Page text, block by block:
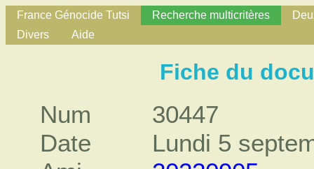
France Génocide Tutsi Recherche multicritères
Divers
Aide
Fiche du
Num
30447
Date
Lundi 5